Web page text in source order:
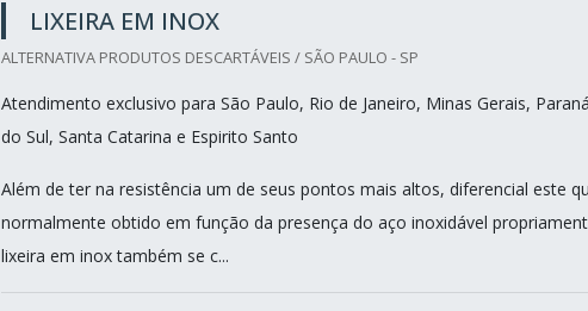
LIXEIRA EM INOX
ALTERNATIVA PRODUTOS DESCARTÁVEIS / SÃO PAULO - SP
Atendimento exclusivo para São Paulo, Rio de Janeiro, Minas Gerais,
do Sul, Santa Catarina e Espirito Santo
Além de ter na resistência um de seus pontos mais altos, diferencial este
normalmente obtido em função da presença do aço inoxidável
lixeira em inox também se c...